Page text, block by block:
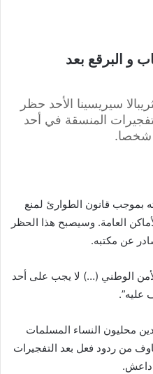
و البرقع بعد
سيريسينا الأحد حظر
المنسقة في أحد
بموجب قانون الطوارئ لمنع
العامة. وسيصبح هذا الحظر
عن مكتبه.
الوطني (…) لا يجب على أحد
عليه”.
محليون النساء المسلمات
من ردود فعل بعد التفجيرات
داعش.